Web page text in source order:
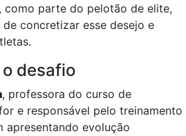
como parte do pelotão de elite,
concretizar esse desejo e
desafio
, professora do curso de
e responsável pelo treinamento
apresentando evolução